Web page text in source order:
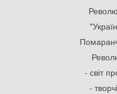
- світ
-